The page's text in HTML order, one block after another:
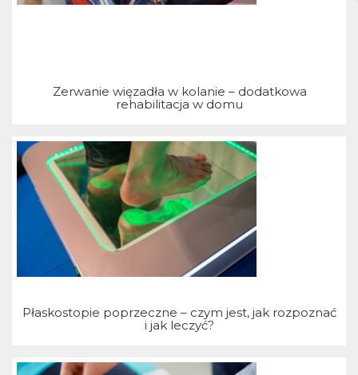
Zerwanie więzadła w kolanie – dodatkowa
rehabilitacja w domu
Płaskostopie poprzeczne – czym jest, jak rozpoznać
i jak leczyć?